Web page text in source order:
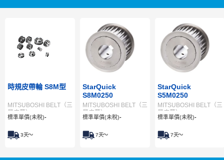
時規皮帶輪 S8M型
MITSUBOSHI BELT（三
星皮帶）
標準單價(未稅)-
3天～
StarQuick
S8M0250
MITSUBOSHI BELT（三
星皮帶）
標準單價(未稅)-
7天～
StarQuick
S5M0250
MITSUBOSHI BELT（三
星皮帶）
標準單價(未稅)-
7天～